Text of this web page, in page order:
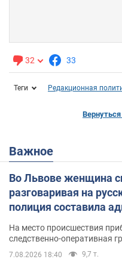
32 33
Теги Редакционная
Важное
Во Львове женщина
разговаривая на
полиция составила
На место происшествия
следственно-оперативная
7.08.2026 18:40 9,7 т.